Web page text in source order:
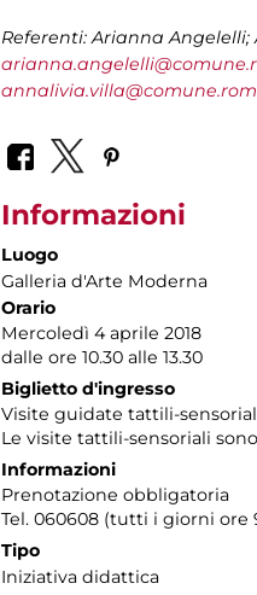
Referenti: Arianna
Informazioni
Luogo
Galleria d'Arte Moderna
Orario
Mercoledì 4 aprile 2018
dalle ore 10.30 alle 13.30
Biglietto d'ingresso
Visite guidate tattili-
Le visite tattili-sensoriali
Informazioni
Prenotazione obbligatoria
Tel. 060608 (tutti i giorni ore
Tipo
Iniziativa didattica